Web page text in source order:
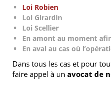
Loi Robien
Loi Girardin
Loi Scellier
En amont au moment
En aval au cas où
Dans tous les cas et pour
faire appel à un avocat de